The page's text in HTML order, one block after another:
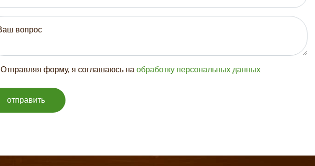
Отправляя форму, я соглашаюсь на обработку персональных данных
отправить